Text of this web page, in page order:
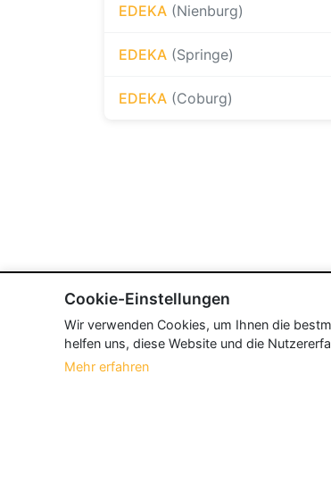
EDEKA (Nienburg)
EDEKA (Springe)
EDEKA (Coburg)
Cookie-Einstellungen
Wir verwenden Cookies, um Ihnen die
helfen uns, diese Website und die
Mehr erfahren